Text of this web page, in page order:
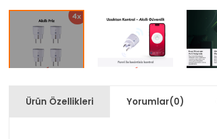
Ürün Özellikleri Yorumlar(0)